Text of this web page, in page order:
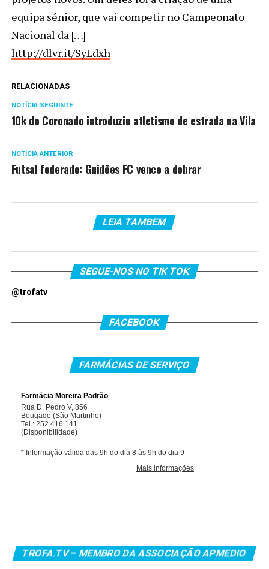
equipa sénior, que vai competir no Campeonato
Nacional da […]
http://dlvr.it/SyLdxh
RELACIONADAS
NOTÍCIA SEGUINTE
10k do Coronado introduziu atletismo de estrada na Vila
NOTÍCIA ANTERIOR
Futsal federado: Guidões FC vence a dobrar
LEIA TAMBEM
SEGUE-NOS NO TIK TOK
@trofatv
FACEBOOK
FARMÁCIAS DE SERVIÇO
TROFA.TV – MEMBRO DA ASSOCIAÇÃO APMEDIO